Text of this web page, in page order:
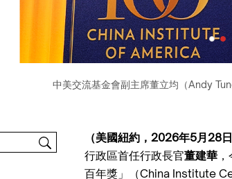
（圖右）赴紐約代表父親董建華先生接受「華美
（美國紐約，2026年5月28
行政區首任行政長官董建華
百年獎」（China Institute